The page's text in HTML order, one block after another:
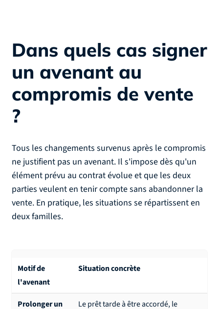
Dans quels cas signer
un avenant au
compromis de vente
?
Tous les changements survenus après le compromis
ne justifient pas un avenant. Il s'impose dès qu'un
élément prévu au contrat évolue et que les deux
parties veulent en tenir compte sans abandonner la
vente. En pratique, les situations se répartissent en
deux familles.
Motif de
l'avenant
Situation concrète
Prolonger un
Le prêt tarde à être accordé, le